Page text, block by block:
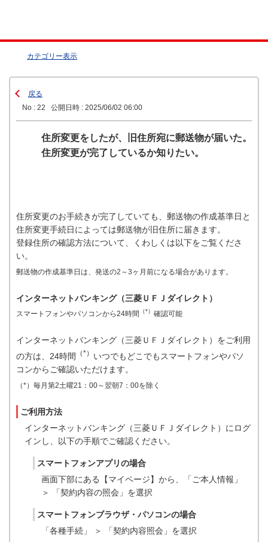
カテゴリー表示
戻る
No : 22
公開日時 : 2025/06/02 06:00
住所変更をしたが、旧住所宛に郵送物が届いた。
住所変更が完了しているか知りたい。
住所変更のお手続きが完了していても、郵送物の作成基準日と
住所変更手続日によっては郵送物が旧住所に届きます。
登録住所の確認方法について、くわしくは以下をご覧くださ
い。
郵送物の作成基準日は、発送の2～3ヶ月前になる場合があります。
インターネットバンキング（三菱ＵＦＪダイレクト）
スマートフォンやパソコンから24時間 （*） 確認可能
インターネットバンキング（三菱ＵＦＪダイレクト）をご利用
の方は、24時間 （*） いつでもどこでもスマートフォンやパソ
コンからご確認いただけます。
（*）毎月第2土曜21：00～翌朝7：00を除く
ご利用方法
インターネットバンキング（三菱ＵＦＪダイレクト）にログ
インし、以下の手順でご確認ください。
スマートフォンアプリの場合
画面下部にある【マイページ】から、「ご本人情報」
＞ 「契約内容の照会」を選択
スマートフォンブラウザ・パソコンの場合
「各種手続」 ＞ 「契約内容照会」を選択